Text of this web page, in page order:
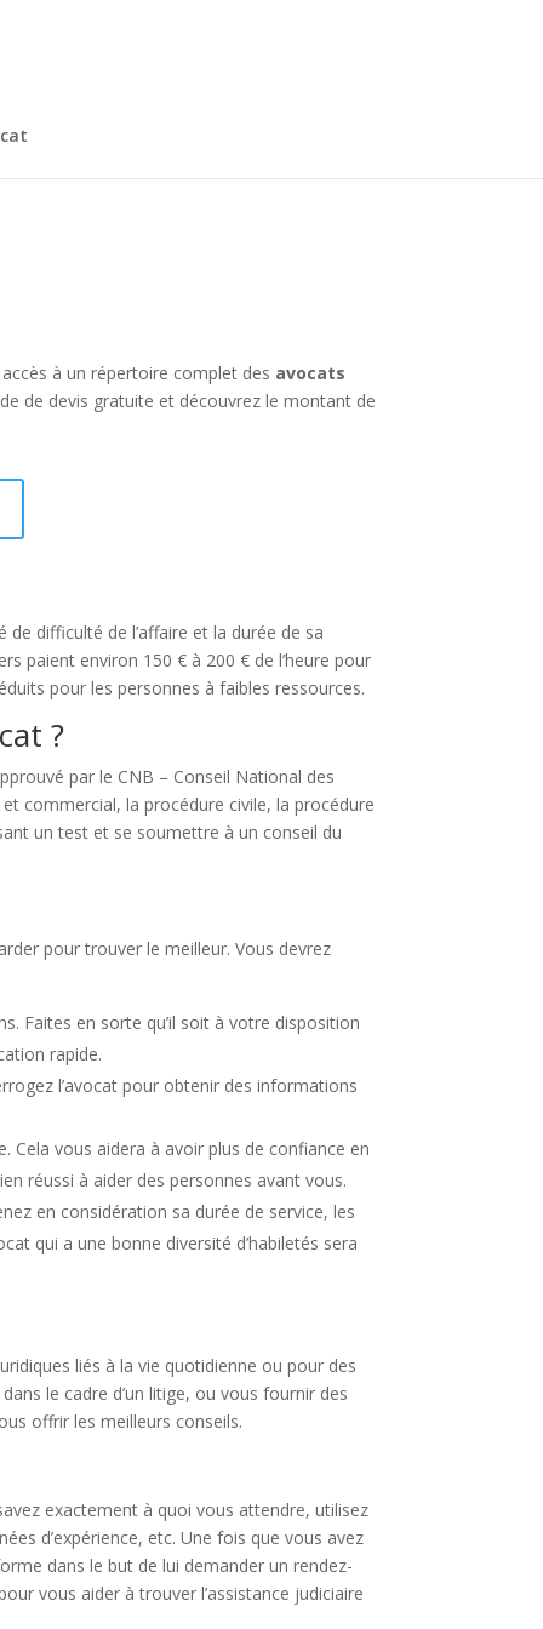
à un répertoire complet des avocats
de devis gratuite et découvrez le montant de
difficulté de l’affaire et la durée de sa
paient environ 150 € à 200 € de l’heure pour
pour les personnes à faibles ressources.
?
par le CNB – Conseil National des
commercial, la procédure civile, la procédure
un test et se soumettre à un conseil du
pour trouver le meilleur. Vous devrez
Faites en sorte qu’il soit à votre disposition
rapide.
l’avocat pour obtenir des informations
Cela vous aidera à avoir plus de confiance en
réussi à aider des personnes avant vous.
en considération sa durée de service, les
qui a une bonne diversité d’habiletés sera
liés à la vie quotidienne ou pour des
le cadre d’un litige, ou vous fournir des
offrir les meilleurs conseils.
exactement à quoi vous attendre, utilisez
d’expérience, etc. Une fois que vous avez
dans le but de lui demander un rendez-
vous aider à trouver l’assistance judiciaire